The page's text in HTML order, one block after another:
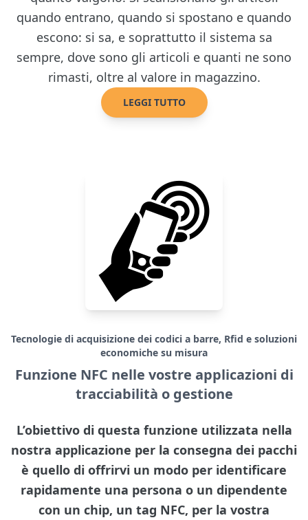
quando entrano, quando si spostano e quando
escono: si sa, e soprattutto il sistema sa
sempre, dove sono gli articoli e quanti ne sono
rimasti, oltre al valore in magazzino.
LEGGI TUTTO
Tecnologie di acquisizione dei codici a barre, Rfid e soluzioni
economiche su misura
Funzione NFC nelle vostre applicazioni di
tracciabilità o gestione
L’obiettivo di questa funzione utilizzata nella
nostra applicazione per la consegna dei pacchi
è quello di offrirvi un modo per identificare
rapidamente una persona o un dipendente
con un chip, un tag NFC, per la vostra